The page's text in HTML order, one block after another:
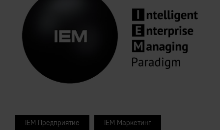
IEM Предприятие IEM Маркетинг